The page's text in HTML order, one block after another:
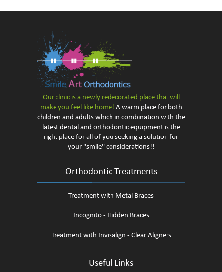
Our clinic is a newly redecorated place that will
make you feel like home! A warm place for both
children and adults which in combination with the
latest dental and orthodontic equipment is the
right place for all of you seeking a solution for
your ''smile'' considerations!!
Orthodontic Treatments
Treatment with Metal Braces
Incognito - Hidden Braces
Treatment with Invisalign - Clear Aligners
Useful Links